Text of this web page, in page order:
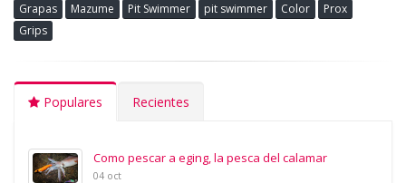
Grapas
Mazume Pit Swimmer pit swimmer Color
Prox
Grips
Populares Recientes
Como pescar a eging, la pesca del calamar
04 oct